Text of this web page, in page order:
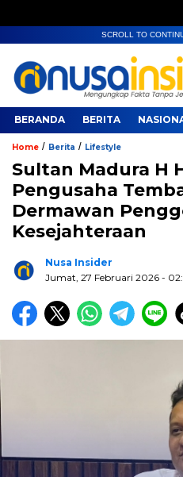
SCROLL TO
BERANDA BERITA
Home / Berita / Lifestyle
Sultan Madura H
Pengusaha
Dermawan
Kesejahteraan
Nusa Insider
Jumat, 27 Februari 2026 -